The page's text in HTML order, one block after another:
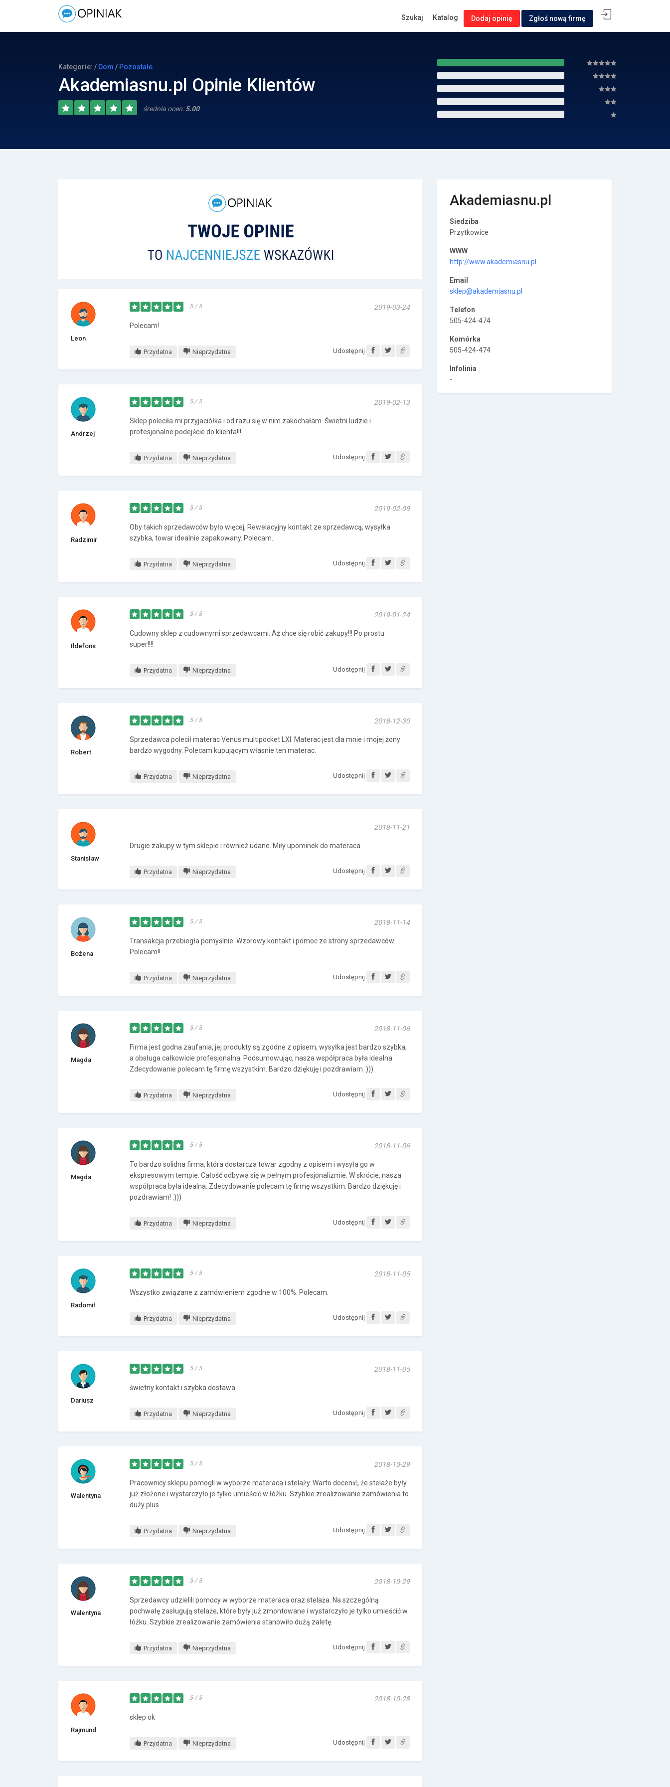
Kategorie: / Dom / Pozostałe
Akademiasnu.pl Opinie Klientów
średnia ocen:5.00
Leon
5 / 5 2019-03-24
Polecam!
Przydatna Nieprzydatna Udostępnij
Andrzej
5 / 5 2019-02-13
Sklep poleciła mi przyjaciółka i od razu się w nim zakochałam. Świetni ludzie i
profesjonalne podejście do klienta!!!
Przydatna Nieprzydatna Udostępnij
Radzimir
5 / 5 2019-02-09
Oby takich sprzedawców było więcej, Rewelacyjny kontakt ze sprzedawcą, wysyłka
szybka, towar idealnie zapakowany. Polecam.
Przydatna Nieprzydatna Udostępnij
Ildefons
5 / 5 2019-01-24
Cudowny sklep z cudownymi sprzedawcami. Aż chce się robić zakupy!!! Po prostu
super!!!!
Przydatna Nieprzydatna Udostępnij
Robert
5 / 5 2018-12-30
Sprzedawca polecił materac Venus multipocket LXI. Materac jest dla mnie i mojej żony
bardzo wygodny. Polecam kupującym własnie ten materac.
Przydatna Nieprzydatna Udostępnij
Stanisław
2018-11-21
Drugie zakupy w tym sklepie i również udane. Miły upominek do materaca.
Przydatna Nieprzydatna Udostępnij
Bożena
5 / 5 2018-11-14
Transakcja przebiegła pomyślnie. Wzorowy kontakt i pomoc ze strony sprzedawców.
Polecam!!
Przydatna Nieprzydatna Udostępnij
Magda
5 / 5 2018-11-06
Firma jest godna zaufania, jej produkty są zgodne z opisem, wysyłka jest bardzo szybka,
a obsługa całkowicie profesjonalna. Podsumowując, nasza współpraca była idealna.
Zdecydowanie polecam tę firmę wszystkim. Bardzo dziękuję i pozdrawiam :)))
Przydatna Nieprzydatna Udostępnij
Magda
5 / 5 2018-11-06
To bardzo solidna firma, która dostarcza towar zgodny z opisem i wysyła go w
ekspresowym tempie. Całość odbywa się w pełnym profesjonalizmie. W skrócie, nasza
współpraca była idealna. Zdecydowanie polecam tę firmę wszystkim. Bardzo dziękuję i
pozdrawiam! :)))
Przydatna Nieprzydatna Udostępnij
Radomił
5 / 5 2018-11-05
Wszystko związane z zamówieniem zgodne w 100%. Polecam.
Przydatna Nieprzydatna Udostępnij
Dariusz
5 / 5 2018-11-05
świetny kontakt i szybka dostawa
Przydatna Nieprzydatna Udostępnij
Walentyna
5 / 5 2018-10-29
Pracownicy sklepu pomogli w wyborze materaca i stelaży. Warto docenić, że stelaże były
już złożone i wystarczyło je tylko umieścić w łóżku. Szybkie zrealizowanie zamówienia to
duży plus.
Przydatna Nieprzydatna Udostępnij
Walentyna
5 / 5 2018-10-29
Sprzedawcy udzielili pomocy w wyborze materaca oraz stelaża. Na szczególną
pochwałę zasługują stelaże, które były już zmontowane i wystarczyło je tylko umieścić w
łóżku. Szybkie zrealizowanie zamówienia stanowiło dużą zaletę.
Przydatna Nieprzydatna Udostępnij
Rajmund
5 / 5 2018-10-28
sklep ok
Przydatna Nieprzydatna Udostępnij
Akademiasnu.pl
Siedziba
Przytkowice
WWW
http://www.akademiasnu.pl
Email
sklep@akademiasnu.pl
Telefon
505-424-474
Komórka
505-424-474
Infolinia
-
Szukaj Katalog Dodaj opinię Zgłoś nową firmę